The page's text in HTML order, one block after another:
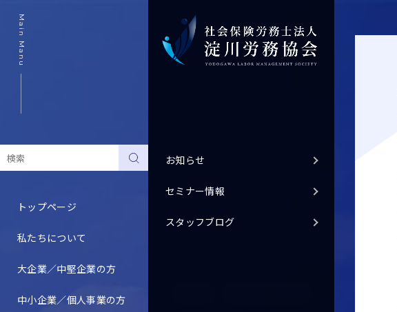
Main Manu
トップページ
私たちについて
大企業／中堅企業の方
中小企業／個人事業の方
お知らせ
セミナー情報
スタッフブログ